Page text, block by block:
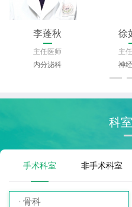
李蓬秋
主任医师
内分泌科
徐
主
神
科
手术科室 非手术科室
骨科